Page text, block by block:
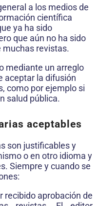
a los medios de
científica
ya ha sido
que aún no ha sido
muchas revistas.
mediante un arreglo
aceptar la difusión
como por ejemplo si
salud pública.
aceptables
son justificables y
o en otro idioma y
Siempre y cuando se
recibido aprobación de